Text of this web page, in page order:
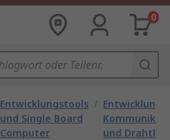
0
Entwicklungstools
und Single Board
Computer
/
und Drahtlos